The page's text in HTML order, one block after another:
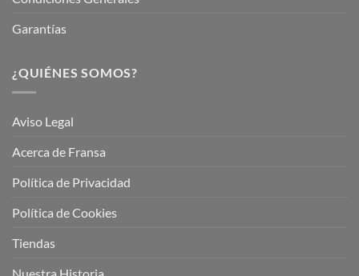
Garantías
¿QUIÉNES SOMOS?
Aviso Legal
Acerca de Fransa
Política de Privacidad
Política de Cookies
Tiendas